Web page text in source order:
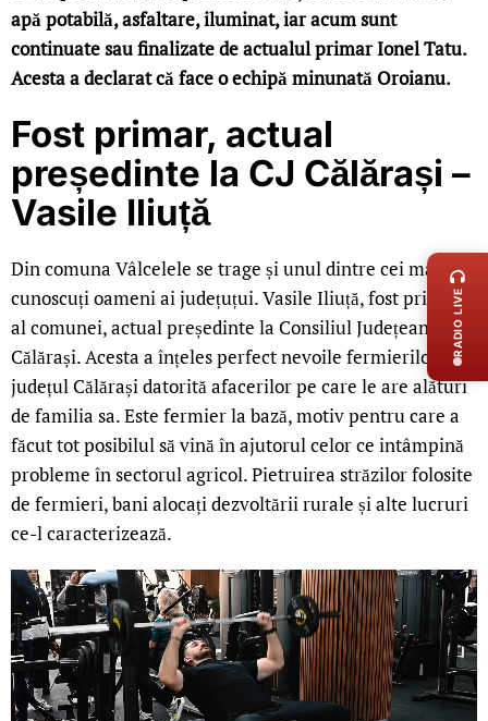
apă potabilă, asfaltare, iluminat, iar acum sunt
continuate sau finalizate de actualul primar Ionel Tatu.
Acesta a declarat că face o echipă minunată Oroianu.
Fost primar, actual
președinte la CJ Călărași –
Vasile Iliuță
Din comuna Vâlcelele se trage și unul dintre cei mai
cunoscuți oameni ai județuțui. Vasile Iliuță, fost primar
al comunei, actual președinte la Consiliul Județean
Călărași. Acesta a înțeles perfect nevoile fermierilor din
județul Călărași datorită afacerilor pe care le are alături
de familia sa. Este fermier la bază, motiv pentru care a
făcut tot posibilul să vină în ajutorul celor ce intâmpină
probleme în sectorul agricol. Pietruirea străzilor folosite
de fermieri, bani alocați dezvoltării rurale și alte lucruri
ce-l caracterizează.
RADIO LIVE